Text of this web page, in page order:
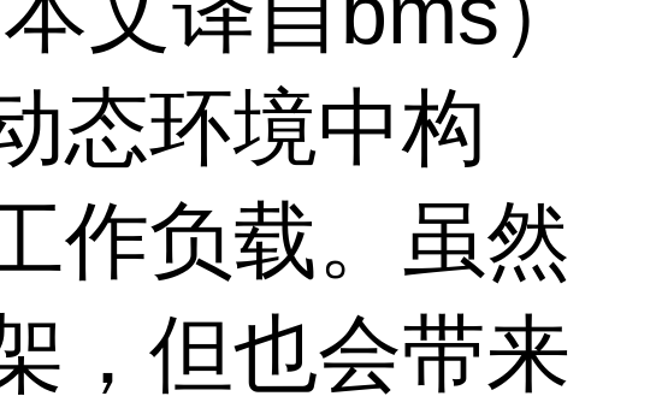
态环境中构
作负载。虽然
，但也会带来